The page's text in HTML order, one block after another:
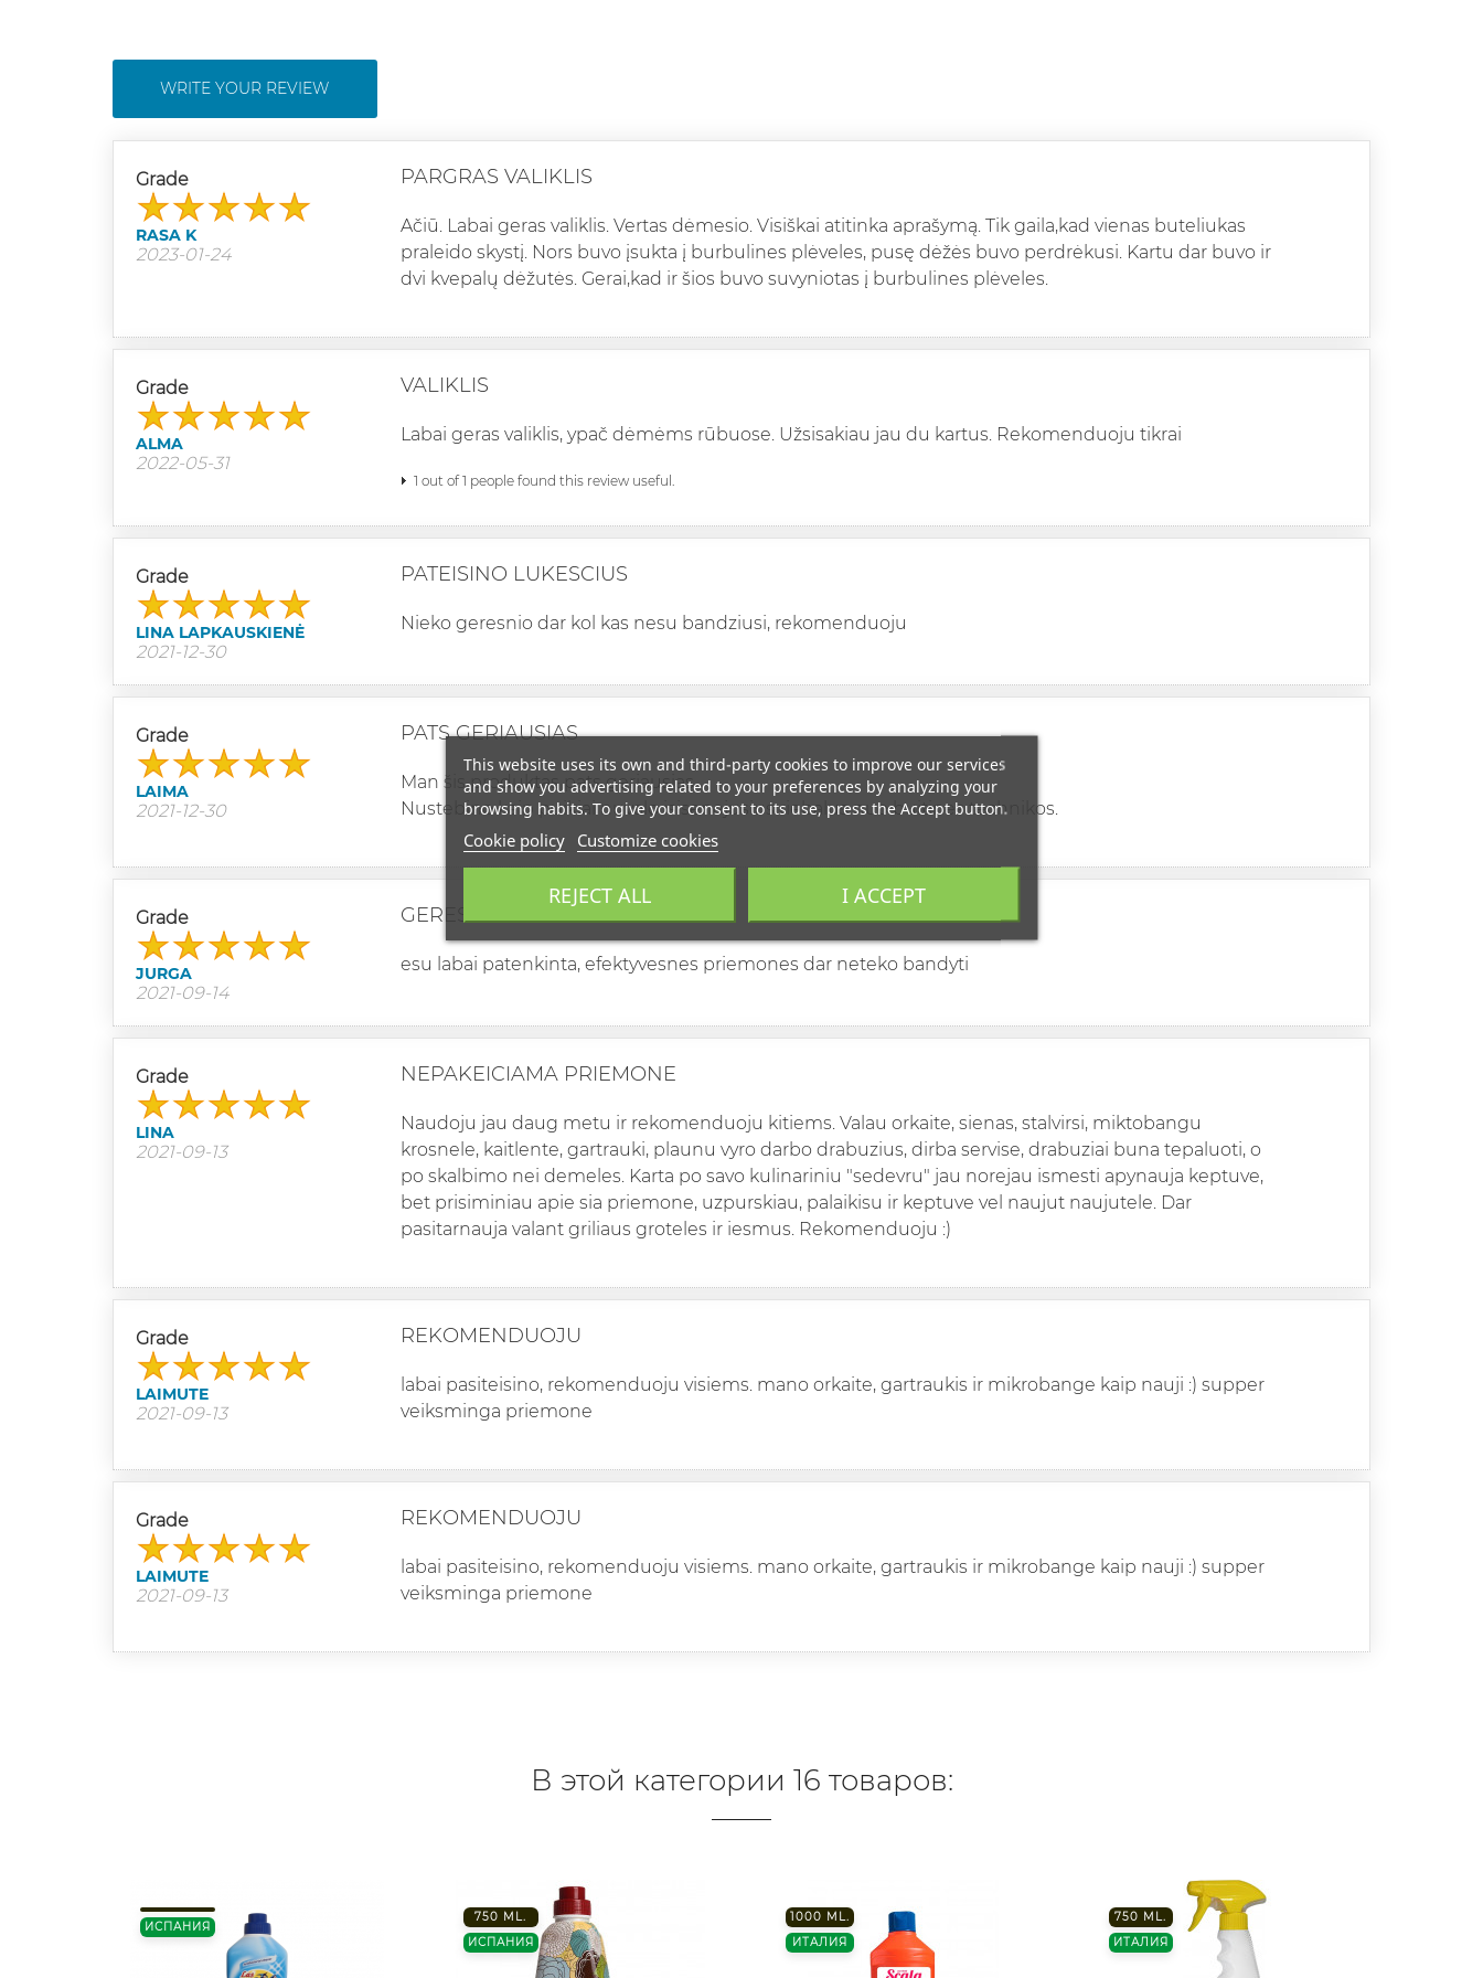
WRITE YOUR REVIEW
Grade
RASA K
2023-01-24
PARGRAS VALIKLIS
Ačiū. Labai geras valiklis. Vertas dėmesio. Visiškai atitinka aprašymą. Tik gaila,kad vienas buteliukas
praleido skystį. Nors buvo įsukta į burbulines plėveles, pusę dėžės buvo perdrėkusi. Kartu dar buvo ir
dvi kvepalų dėžutės. Gerai,kad ir šios buvo suvyniotas į burbulines plėveles.
Grade
ALMA
2022-05-31
VALIKLIS
Labai geras valiklis, ypač dėmėms rūbuose. Užsisakiau jau du kartus. Rekomenduoju tikrai
1 out of 1 people found this review useful.
Grade
LINA LAPKAUSKIENĖ
2021-12-30
PATEISINO LUKESCIUS
Nieko geresnio dar kol kas nesu bandziusi, rekomenduoju
Grade
LAIMA
2021-12-30
PATS GERIAUSIAS
Man šis produktas pats geriausias
Nustebino kaip puikiai nuvalo isisenejusius riebalus nuo buitines technikos.
Grade
JURGA
2021-09-14
GERESNIO DAR NERADAU
esu labai patenkinta, efektyvesnes priemones dar neteko bandyti
Grade
LINA
2021-09-13
NEPAKEICIAMA PRIEMONE
Naudoju jau daug metu ir rekomenduoju kitiems. Valau orkaite, sienas, stalvirsi, miktobangu
krosnele, kaitlente, gartrauki, plaunu vyro darbo drabuzius, dirba servise, drabuziai buna tepaluoti, o
po skalbimo nei demeles. Karta po savo kulinariniu "sedevru" jau norejau ismesti apynauja keptuve,
bet prisiminiau apie sia priemone, uzpurskiau, palaikisu ir keptuve vel naujut naujutele. Dar
pasitarnauja valant griliaus groteles ir iesmus. Rekomenduoju :)
Grade
LAIMUTE
2021-09-13
REKOMENDUOJU
labai pasiteisino, rekomenduoju visiems. mano orkaite, gartraukis ir mikrobange kaip nauji :) supper
veiksminga priemone
Grade
LAIMUTE
2021-09-13
REKOMENDUOJU
labai pasiteisino, rekomenduoju visiems. mano orkaite, gartraukis ir mikrobange kaip nauji :) supper
veiksminga priemone
В этой категории 16 товаров:
ИСПАНИЯ
750 ML.
ИСПАНИЯ
1000 ML.
ИТАЛИЯ
750 ML.
ИТАЛИЯ
This website uses its own and third-party cookies to improve our services
and show you advertising related to your preferences by analyzing your
browsing habits. To give your consent to its use, press the Accept button.
Cookie policy Customize cookies
REJECT ALL I ACCEPT